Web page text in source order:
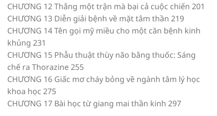
CHƯƠNG 12 Thắng một trận mà bại cả cuộc chiến 201
CHƯƠNG 13 Diễn giải bệnh về mặt tâm thần 219
CHƯƠNG 14 Tên gọi mỹ miều cho một căn bệnh kinh
khủng 231
CHƯƠNG 15 Phẫu thuật thùy não bằng thuốc: Sáng
chế ra Thorazine 255
CHƯƠNG 16 Giấc mơ cháy bỏng về ngành tâm lý học
khoa học 275
CHƯƠNG 17 Bài học từ giang mai thần kinh 297